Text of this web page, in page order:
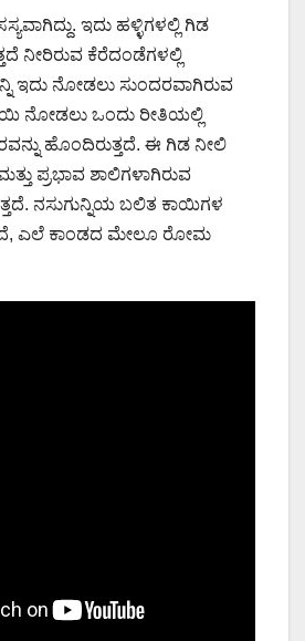
ಇದು ಹಳ್ಳಿಗಳಲ್ಲಿ ಗಿಡ
ನೀರಿರುವ ಕೆರೆದಂಡೆಗಳಲ್ಲಿ
ಇದು ನೋಡಲು ಸುಂದರವಾಗಿರುವ
ನೋಡಲು ಒಂದು ರೀತಿಯಲ್ಲಿ
ಹೊಂದಿರುತ್ತದೆ. ಈ ಗಿಡ ನೀಲಿ
ಪ್ರಭಾವ ಶಾಲಿಗಳಾಗಿರುವ
ನಸುಗುನ್ನಿಯ ಬಲಿತ ಕಾಯಿಗಳ
ಎಲೆ ಕಾಂಡದ ಮೇಲೂ ರೋಮ